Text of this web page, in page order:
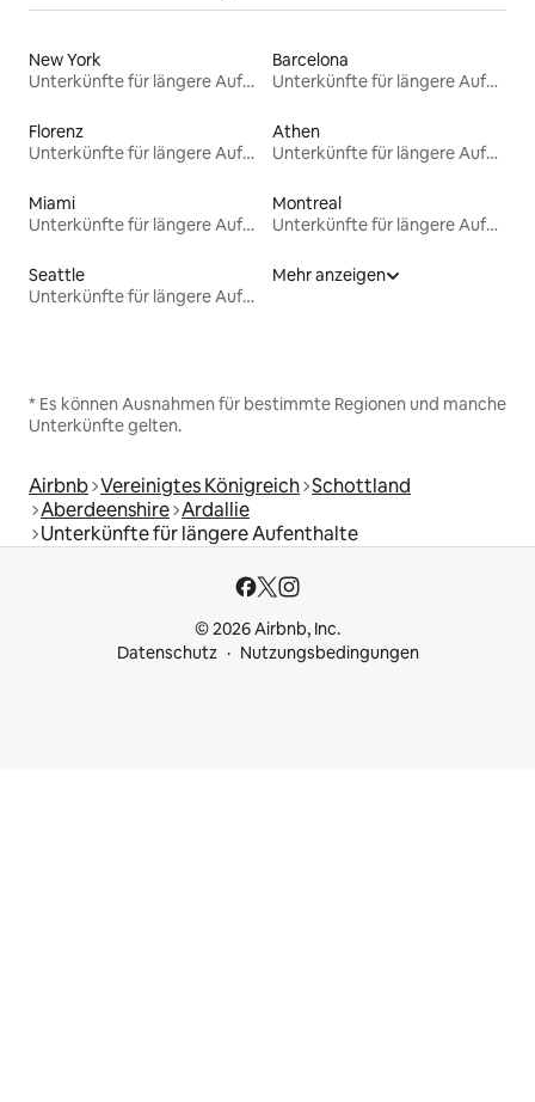
New York
Unterkünfte für längere Aufenthalte
Barcelona
Unterkünfte für längere Aufenthalte
Florenz
Unterkünfte für längere Aufenthalte
Athen
Unterkünfte für längere Aufenthalte
Miami
Unterkünfte für längere Aufenthalte
Montreal
Unterkünfte für längere Aufenthalte
Seattle
Unterkünfte für längere Aufenthalte
Mehr anzeigen
* Es können Ausnahmen für bestimmte Regionen und manche
Unterkünfte gelten.
Airbnb Vereinigtes Königreich Schottland
Aberdeenshire Ardallie
Unterkünfte für längere Aufenthalte
© 2026 Airbnb, Inc.
Datenschutz
Nutzungsbedingungen